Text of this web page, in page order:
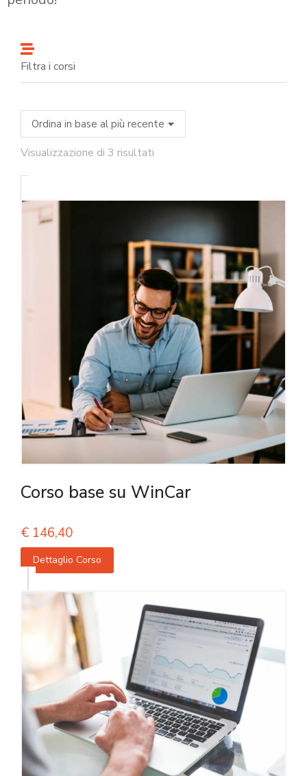
Filtra i corsi
Visualizzazione di 3 risultati
Corso base su WinCar
€ 146,40
Dettaglio Corso